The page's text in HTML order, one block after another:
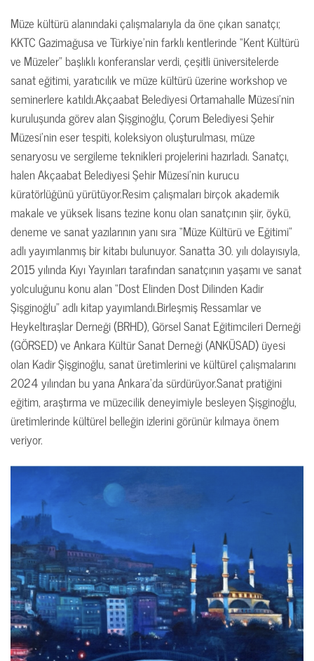
Müze kültürü alanındaki çalışmalarıyla da öne çıkan sanatçı;
KKTC Gazimağusa ve Türkiye’nin farklı kentlerinde “Kent Kültürü
ve Müzeler” başlıklı konferanslar verdi, çeşitli üniversitelerde
sanat eğitimi, yaratıcılık ve müze kültürü üzerine workshop ve
seminerlere katıldı.Akçaabat Belediyesi Ortamahalle Müzesi’nin
kuruluşunda görev alan Şişginoğlu, Çorum Belediyesi Şehir
Müzesi’nin eser tespiti, koleksiyon oluşturulması, müze
senaryosu ve sergileme teknikleri projelerini hazırladı. Sanatçı,
halen Akçaabat Belediyesi Şehir Müzesi’nin kurucu
küratörlüğünü yürütüyor.Resim çalışmaları birçok akademik
makale ve yüksek lisans tezine konu olan sanatçının şiir, öykü,
deneme ve sanat yazılarının yanı sıra “Müze Kültürü ve Eğitimi”
adlı yayımlanmış bir kitabı bulunuyor. Sanatta 30. yılı dolayısıyla,
2015 yılında Kıyı Yayınları tarafından sanatçının yaşamı ve sanat
yolculuğunu konu alan “Dost Elinden Dost Dilinden Kadir
Şişginoğlu” adlı kitap yayımlandı.Birleşmiş Ressamlar ve
Heykeltıraşlar Derneği (BRHD), Görsel Sanat Eğitimcileri Derneği
(GÖRSED) ve Ankara Kültür Sanat Derneği (ANKÜSAD) üyesi
olan Kadir Şişginoğlu, sanat üretimlerini ve kültürel çalışmalarını
2024 yılından bu yana Ankara’da sürdürüyor.Sanat pratiğini
eğitim, araştırma ve müzecilik deneyimiyle besleyen Şişginoğlu,
üretimlerinde kültürel belleğin izlerini görünür kılmaya önem
veriyor.